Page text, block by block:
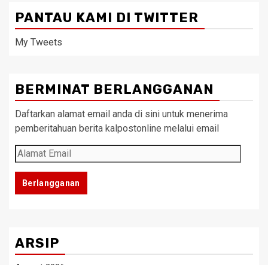
PANTAU KAMI DI TWITTER
My Tweets
BERMINAT BERLANGGANAN
Daftarkan alamat email anda di sini untuk menerima
pemberitahuan berita kalpostonline melalui email
Alamat
Email
Berlangganan
ARSIP